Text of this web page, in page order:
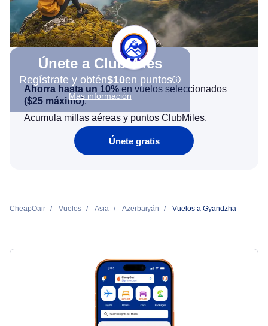
Únete a ClubMiles
Regístrate y obtén$10en puntos
Más información
Ahorra hasta un 10% en vuelos seleccionados
($25 máximo).
Acumula millas aéreas y puntos ClubMiles.
Únete gratis
CheapOair Vuelos Asia Azerbaiyán Vuelos a Gyandzha